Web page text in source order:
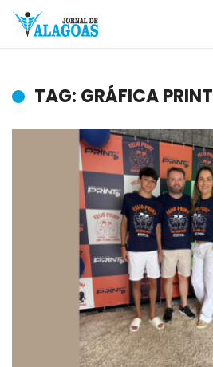
TAG: GRÁFICA PRINT